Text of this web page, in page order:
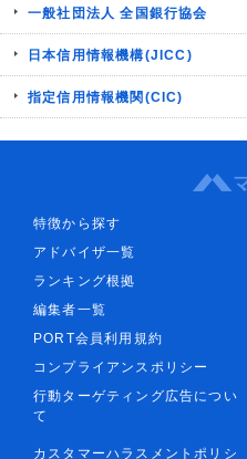
一般社団法人 全国銀行協会
日本信用情報機構(JICC)
指定信用情報機関(CIC)
特徴から探す
アドバイザ一覧
ランキング根拠
編集者一覧
PORT会員利用規約
コンプライアンスポリシー
行動ターゲティング広告につい
て
カスタマーハラスメントポリシ